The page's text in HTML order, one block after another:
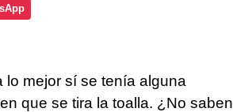
mejor sí se tenía alguna
que se tira la toalla. ¿No saben